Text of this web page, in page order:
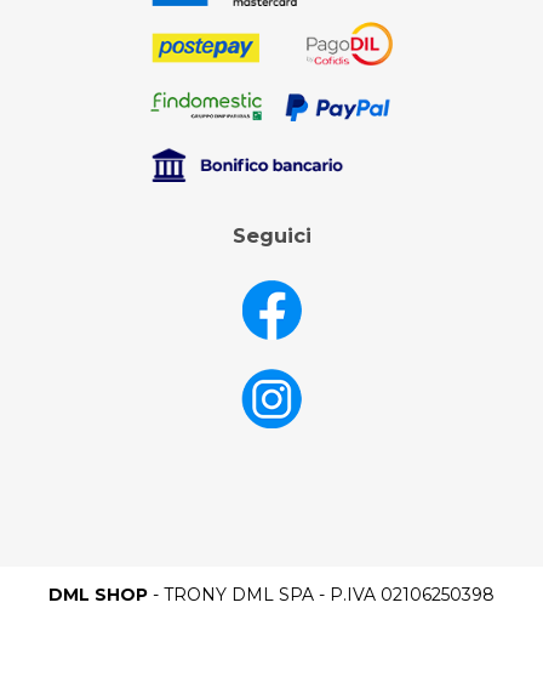
Seguici
DML SHOP - TRONY DML SPA - P.IVA 02106250398